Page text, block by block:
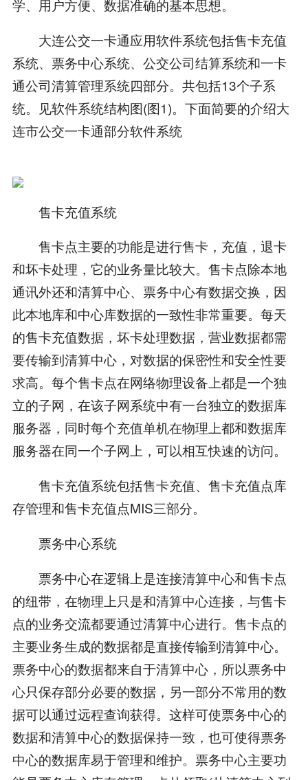
学、用户方便、数据准确的基本思想。
大连公交一卡通应用软件系统包括售卡充值
系统、票务中心系统、公交公司结算系统和一卡
通公司清算管理系统四部分。共包括13个子系
统。见软件系统结构图(图1)。下面简要的介绍大
连市公交一卡通部分软件系统
售卡充值系统
售卡点主要的功能是进行售卡，充值，退卡
和坏卡处理，它的业务量比较大。售卡点除本地
通讯外还和清算中心、票务中心有数据交换，因
此本地库和中心库数据的一致性非常重要。每天
的售卡充值数据，坏卡处理数据，营业数据都需
要传输到清算中心，对数据的保密性和安全性要
求高。每个售卡点在网络物理设备上都是一个独
立的子网，在该子网系统中有一台独立的数据库
服务器，同时每个充值单机在物理上都和数据库
服务器在同一个子网上，可以相互快速的访问。
售卡充值系统包括售卡充值、售卡充值点库
存管理和售卡充值点MIS三部分。
票务中心系统
票务中心在逻辑上是连接清算中心和售卡点
的纽带，在物理上只是和清算中心连接，与售卡
点的业务交流都要通过清算中心进行。售卡点的
主要业务生成的数据都是直接传输到清算中心。
票务中心的数据都来自于清算中心，所以票务中
心只保存部分必要的数据，另一部分不常用的数
据可以通过远程查询获得。这样可使票务中心的
数据和清算中心的数据保持一致，也可使得票务
中心的数据库易于管理和维护。票务中心主要功